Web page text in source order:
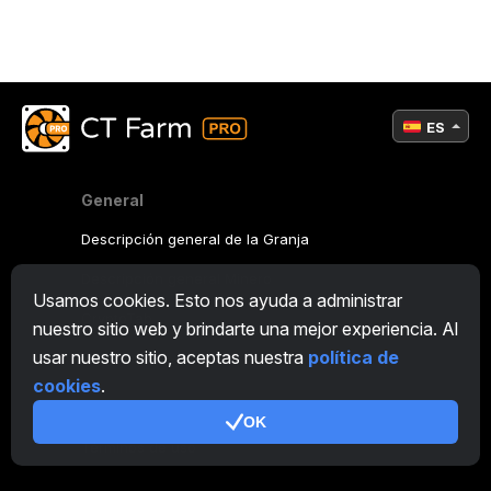
Usamos cookies. Esto nos ayuda a administrar
nuestro sitio web y brindarte una mejor experiencia. Al
usar nuestro sitio, aceptas nuestra política de
cookies.
OK
General
Descripción general de la Granja
CryptoTab
Programa de Afiliación
Términos de uso
ES